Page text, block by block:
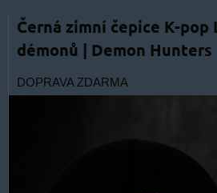
Černá zimní čepice K-pop
démonů | Demon Hunters
DOPRAVA ZDARMA